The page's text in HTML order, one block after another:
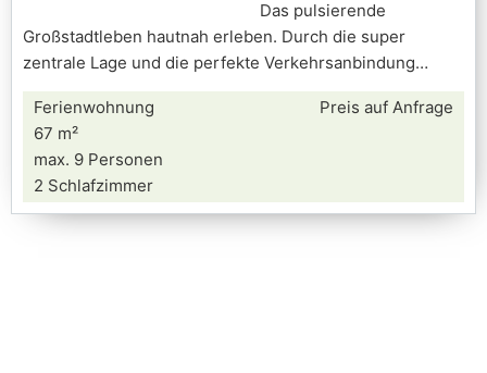
Das pulsierende
Großstadtleben hautnah erleben. Durch die super
zentrale Lage und die perfekte Verkehrsanbindung
Ferienwohnung
67 m²
max. 9 Personen
2 Schlafzimmer
Preis auf Anfrage